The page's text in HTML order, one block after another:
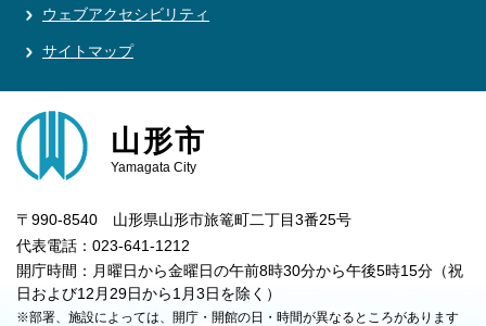
ウェブアクセシビリティ
サイトマップ
山形市
Yamagata City
〒990-8540 山形県山形市旅篭町二丁目3番25号
代表電話：023-641-1212
開庁時間：月曜日から金曜日の午前8時30分から午後5時15分（祝
日および12月29日から1月3日を除く）
※部署、施設によっては、開庁・開館の日・時間が異なるところがあります